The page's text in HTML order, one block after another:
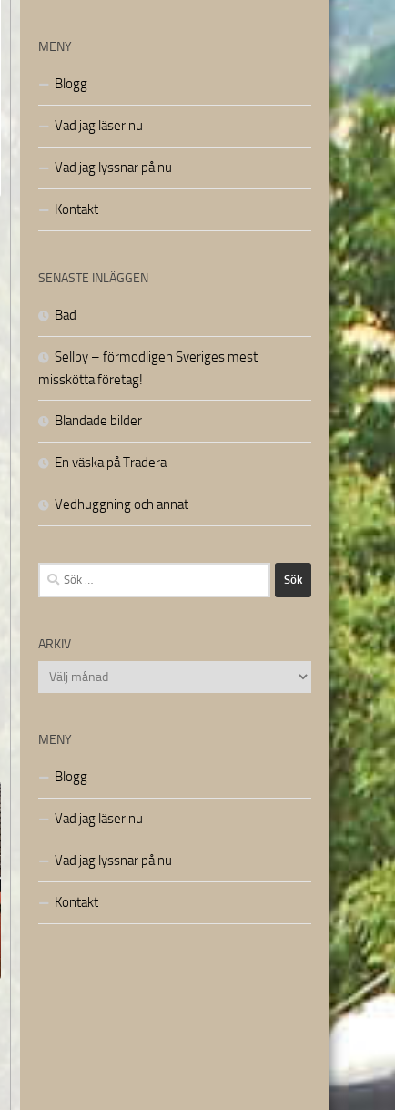
MENY
Blogg
Vad jag läser nu
Vad jag lyssnar på nu
Kontakt
SENASTE INLÄGGEN
Bad
Sellpy – förmodligen Sveriges mest
misskötta företag!
Blandade bilder
En väska på Tradera
Vedhuggning och annat
Sök
efter:
ARKIV
Arkiv
MENY
Blogg
Vad jag läser nu
Vad jag lyssnar på nu
Kontakt